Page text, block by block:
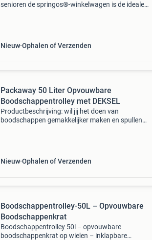
senioren de springos®-winkelwagen is de ideale
Nieuw Ophalen of Verzenden
Packaway 50 Liter Opvouwbare
Boodschappentrolley met DEKSEL
Productbeschrijving: wil jij het doen van
boodschappen gemakkelijker maken en spullen
Nieuw Ophalen of Verzenden
Boodschappentrolley-50L – Opvouwbare
Boodschappenkrat
Boodschappentrolley 50l – opvouwbare
boodschappenkrat op wielen – inklapbare